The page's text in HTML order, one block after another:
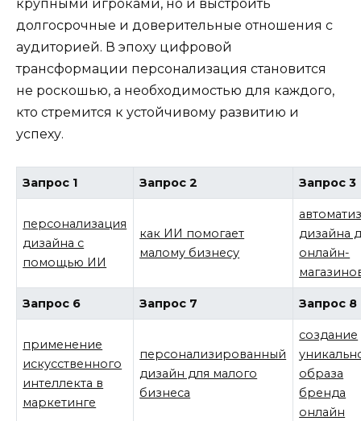
крупными игроками, но и выстроить
долгосрочные и доверительные отношения с
аудиторией. В эпоху цифровой
трансформации персонализация становится
не роскошью, а необходимостью для каждого,
кто стремится к устойчивому развитию и
успеху.
Запрос 1 Запрос 2 Запрос 3
персонализация
дизайна с
помощью ИИ
как ИИ помогает
малому бизнесу
дизайна
онлайн-
Запрос 6 Запрос 7 Запрос 8
применение
искусственного
интеллекта в
маркетинге
персонализированный
дизайн для малого
бизнеса
создание
образа
бренда
онлайн